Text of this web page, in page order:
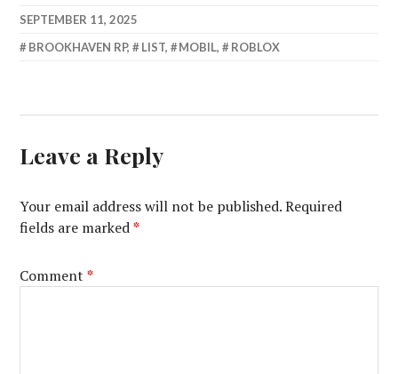
SEPTEMBER 11, 2025
BROOKHAVEN RP, LIST, MOBIL, ROBLOX
Leave a Reply
Your email address will not be published. Required
fields are marked*
Comment*